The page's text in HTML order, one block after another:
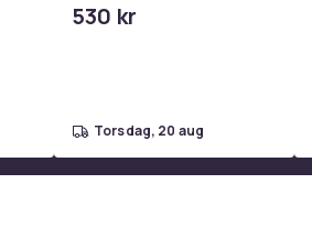
livsmedelsgodkända
530 kr
torsdag, 20 aug